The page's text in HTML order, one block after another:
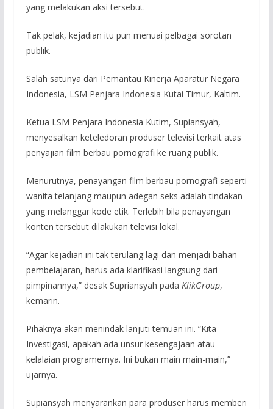
yang melakukan aksi tersebut.
Tak pelak, kejadian itu pun menuai pelbagai sorotan
publik.
Salah satunya dari Pemantau Kinerja Aparatur Negara
Indonesia, LSM Penjara Indonesia Kutai Timur, Kaltim.
Ketua LSM Penjara Indonesia Kutim, Supiansyah,
menyesalkan keteledoran produser televisi terkait atas
penyajian film berbau pornografi ke ruang publik.
Menurutnya, penayangan film berbau pornografi seperti
wanita telanjang maupun adegan seks adalah tindakan
yang melanggar kode etik. Terlebih bila penayangan
konten tersebut dilakukan televisi lokal.
“Agar kejadian ini tak terulang lagi dan menjadi bahan
pembelajaran, harus ada klarifikasi langsung dari
pimpinannya,” desak Supriansyah pada KlikGroup,
kemarin.
Pihaknya akan menindak lanjuti temuan ini. “Kita
Investigasi, apakah ada unsur kesengajaan atau
kelalaian programernya. Ini bukan main main-main,”
ujarnya.
Supiansyah menyarankan para produser harus memberi